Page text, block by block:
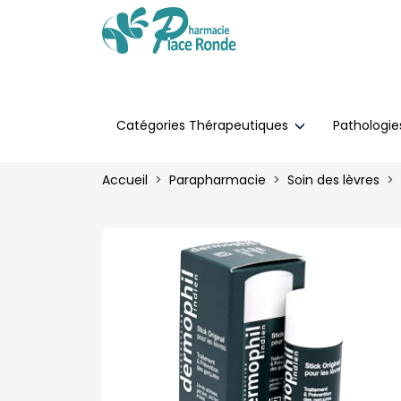
Catégories Thérapeutiques
Accueil Parapharmacie Soin des lèvres